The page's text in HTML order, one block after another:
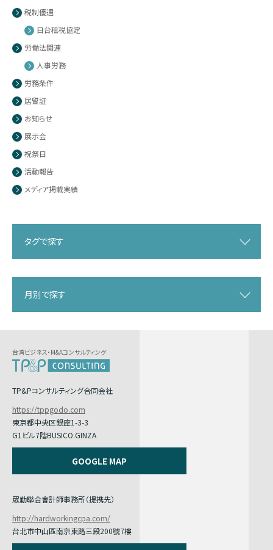
税制優遇
日台租税協定
労働法関連
人事労務
労務条件
居留証
お知らせ
展示会
祝祭日
活動報告
メディア掲載実績
タグで探す
月別で探す
台湾ビジネス・M&Aコンサルティング
TP&Pコンサルティング合同会社
https://tppgodo.com
東京都中央区銀座1-3-3
G1ビル7階BUSICO.GINZA
GOOGLE MAP
眾勤聯合會計師事務所（提携先）
http://hardworkingcpa.com/
台北市中山區南京東路三段200號7樓